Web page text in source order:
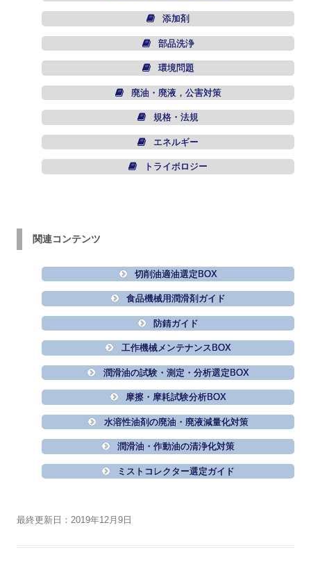
添加剤
部品洗浄
環境問題
廃油・廃液，公害対策
規格・法規
エネルギー
トライボロジー
関連コンテンツ
切削油適油選定BOX
食品機械用潤滑剤ガイド
防錆ガイド
工作機械メンテナンスBOX
潤滑油の試験・測定・分析選定BOX
摩擦・摩耗試験分析BOX
水溶性油剤の廃油・廃液減量化対策
潤滑油・作動油の清浄化対策
ミストコレクター選定ガイド
最終更新日：2019年12月9日